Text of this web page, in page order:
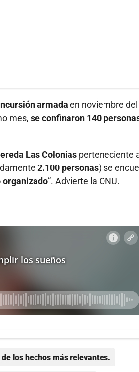
armada en noviembre
mes, se confinaron 140
Las Colonias perteneciente
2.100 personas) se
organizado”. Advierte la ONU.
los hechos más relevantes.